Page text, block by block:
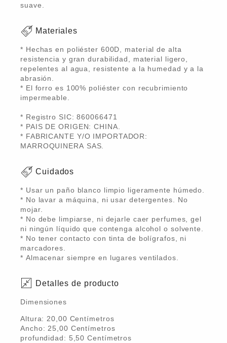
suave.
Materiales
* Hechas en poliéster 600D, material de alta
resistencia y gran durabilidad, material ligero,
repelentes al agua, resistente a la humedad y a la
abrasión.
* El forro es 100% poliéster con recubrimiento
impermeable.
* Registro SIC: 860066471
* PAIS DE ORIGEN: CHINA.
* FABRICANTE Y/O IMPORTADOR:
MARROQUINERA SAS.
Cuidados
* Usar un paño blanco limpio ligeramente húmedo.
* No lavar a máquina, ni usar detergentes. No
mojar.
* No debe limpiarse, ni dejarle caer perfumes, gel
ni ningún líquido que contenga alcohol o solvente.
* No tener contacto con tinta de bolígrafos, ni
marcadores.
* Almacenar siempre en lugares ventilados.
Detalles de producto
Dimensiones
Altura: 20,00 Centímetros
Ancho: 25,00 Centímetros
profundidad: 5,50 Centímetros